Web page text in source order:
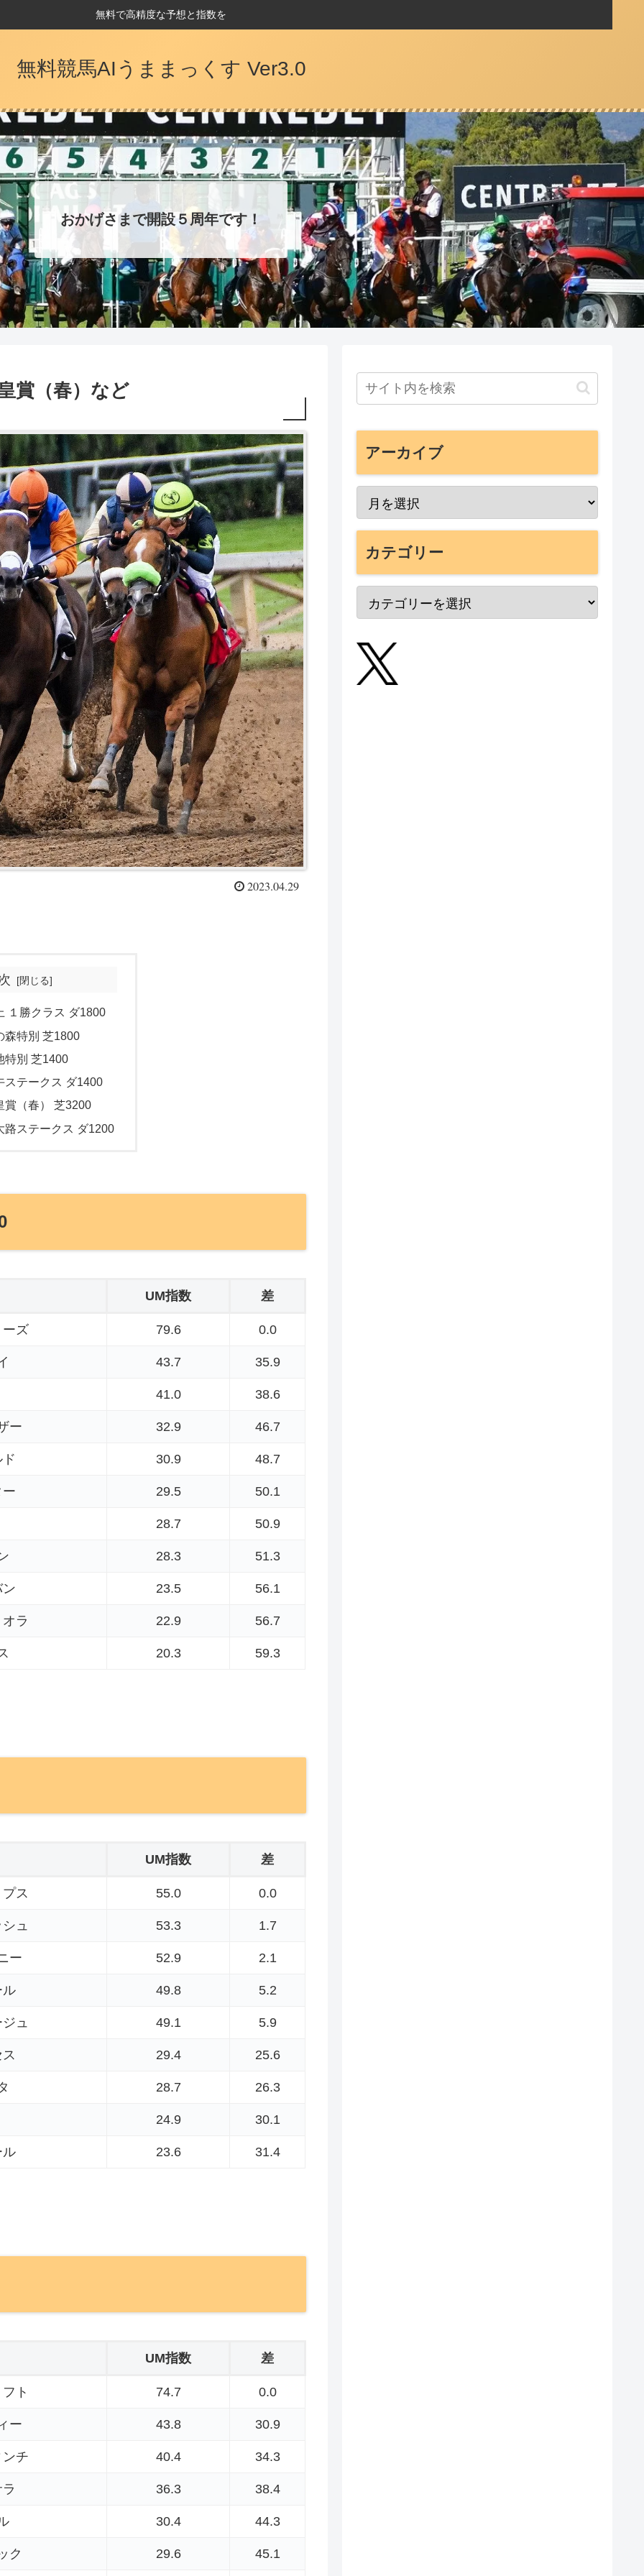
無料で高精度な予想と指数を
無料競馬AIうままっくす Ver3.0
おかげさまで開設５周年です！
賞（春）など
2023.04.29
１勝クラス ダ1800
森特別 芝1800
特別 芝1400
ステークス ダ1400
賞（春） 芝3200
路ステークス ダ1200
UM指数 差
ーズ 79.6 0.0
43.7 35.9
41.0 38.6
ー 32.9 46.7
30.9 48.7
29.5 50.1
28.7 50.9
28.3 51.3
23.5 56.1
ラ 22.9 56.7
20.3 59.3
UM指数 差
ス 55.0 0.0
ュ 53.3 1.7
ー 52.9 2.1
ル 49.8 5.2
ュ 49.1 5.9
29.4 25.6
28.7 26.3
24.9 30.1
ル 23.6 31.4
UM指数 差
ト 74.7 0.0
ー 43.8 30.9
チ 40.4 34.3
36.3 38.4
30.4 44.3
ク 29.6 45.1
アーカイブ
カテゴリー